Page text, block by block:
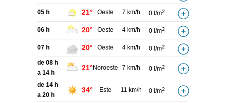
05 h 21° Oeste 7 km/h 0 l/m2
06 h 20° Oeste 4 km/h 0 l/m2
07 h 20° Oeste 4 km/h 0 l/m2
de 08 h
a 14 h
21° Noroeste 7 km/h 0 l/m2
de 14 h
a 20 h
34° Este 11 km/h 0 l/m2